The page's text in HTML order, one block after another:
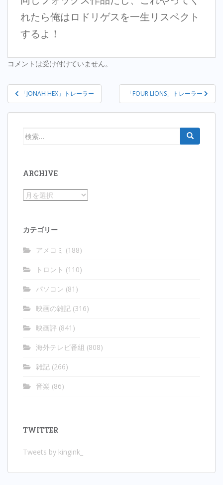
れたら俺はロドリゲスを一生リスペクト
するよ！
コメントは受け付けていません。
投
稿
ナ
「JONAH HEX」トレーラー 「FOUR LIONS」トレーラー
検
ARCHIVE
Archive
カテゴリー
アメコミ (188)
トロント (110)
パソコン (81)
映画の雑記 (316)
映画評 (841)
海外テレビ番組 (808)
雑記 (266)
音楽 (86)
TWITTER
Tweets by kingink_